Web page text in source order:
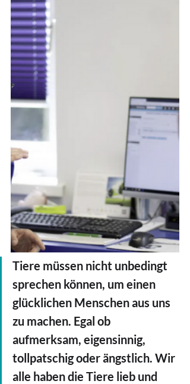
Tiere müssen nicht unbedingt
sprechen können, um einen
glücklichen Menschen aus uns
zu machen. Egal ob
aufmerksam, eigensinnig,
tollpatschig oder ängstlich. Wir
alle haben die Tiere lieb und